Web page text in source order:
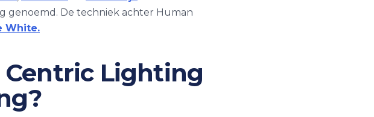
genoemd. De techniek achter Human
White.
Lighting